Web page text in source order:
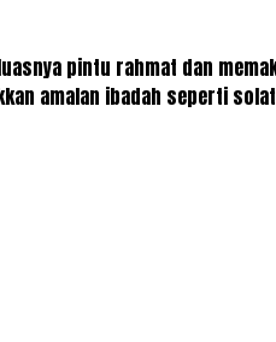
pintu rahmat dan
amalan ibadah seperti